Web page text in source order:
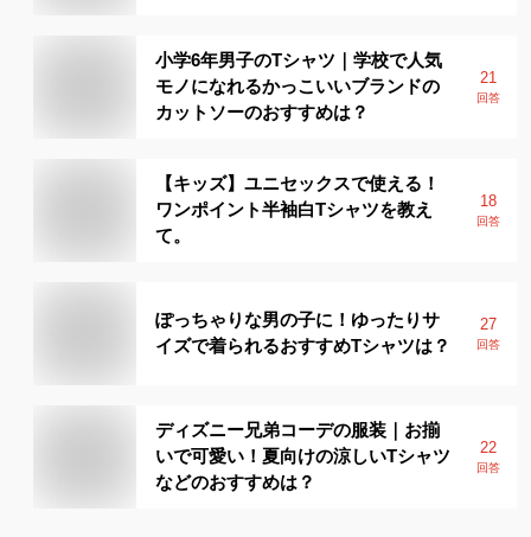
小学6年男子のTシャツ｜学校で人気
モノになれるかっこいいブランドの
カットソーのおすすめは？
21
回答
【キッズ】ユニセックスで使える！
ワンポイント半袖白Tシャツを教え
て。
18
回答
ぽっちゃりな男の子に！ゆったりサ
イズで着られるおすすめTシャツは？
27
回答
ディズニー兄弟コーデの服装｜お揃
いで可愛い！夏向けの涼しいTシャツ
などのおすすめは？
22
回答